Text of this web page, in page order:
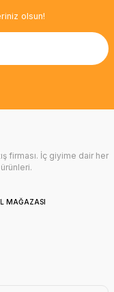
olsun!
firması. İç giyime dair her
MAĞAZASI